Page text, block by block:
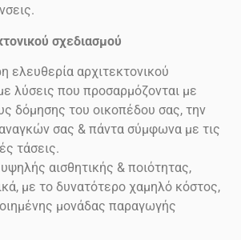
σχεδιασμού
ελευθερία αρχιτεκτονικού
λύσεις που προσαρμόζονται με
δόμησης του οικοπέδου σας, την
σας & πάντα σύμφωνα με τις
τάσεις.
αισθητικής & ποιότητας,
με το δυνατότερο χαμηλό κόστος,
μονάδας παραγωγής